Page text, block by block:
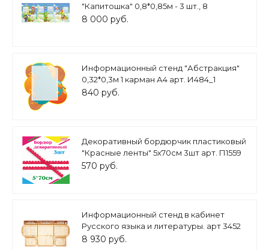
"Капитошка" 0,8*0,85м - 3 шт., 8
карманов А4, арт. ДС1937
8 000 руб.
Информационный стенд "Абстракция"
0,32*0,3м 1 карман А4 арт. И484_1
840 руб.
Декоративный бордюрчик пластиковый
"Красные ленты" 5х70см 3шт арт. П1559
570 руб.
Информационный стенд в кабинет
Русского языка и литературы. арт 3452
8 930 руб.